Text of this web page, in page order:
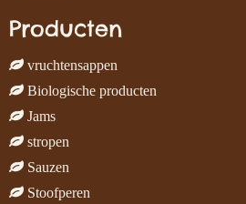
Producten
vruchtensappen
Biologische producten
Jams
stropen
Sauzen
Stoofperen